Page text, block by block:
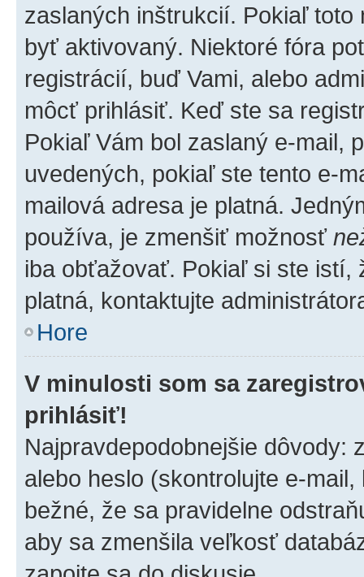
zaslaných inštrukcií. Pokiaľ
byť aktivovaný. Niektoré fóra
registrácií, buď Vami, alebo
môcť prihlásiť. Keď ste sa
Pokiaľ Vám bol zaslaný e-mail,
uvedených, pokiaľ ste tento e-
mailová adresa je platná.
používa, je zmenšiť možnosť
iba obťažovať. Pokiaľ si ste istí,
platná, kontaktujte
Hore
V minulosti som sa
prihlásiť!
Najpravdepodobnejšie dôvody:
alebo heslo (skontrolujte e-
bežné, že sa pravidelne
aby sa zmenšila veľkosť